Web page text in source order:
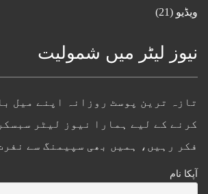
ویڈیو (21)
نیوز لیٹر میں شمولیت
تازہ ترین پوسٹ روزانہ اپنے میل
کرنے کے لیے ہمارا نیوز لیٹر
فکر رہیں، ہمیں بھی سپیمنگ سے
آپکا نام